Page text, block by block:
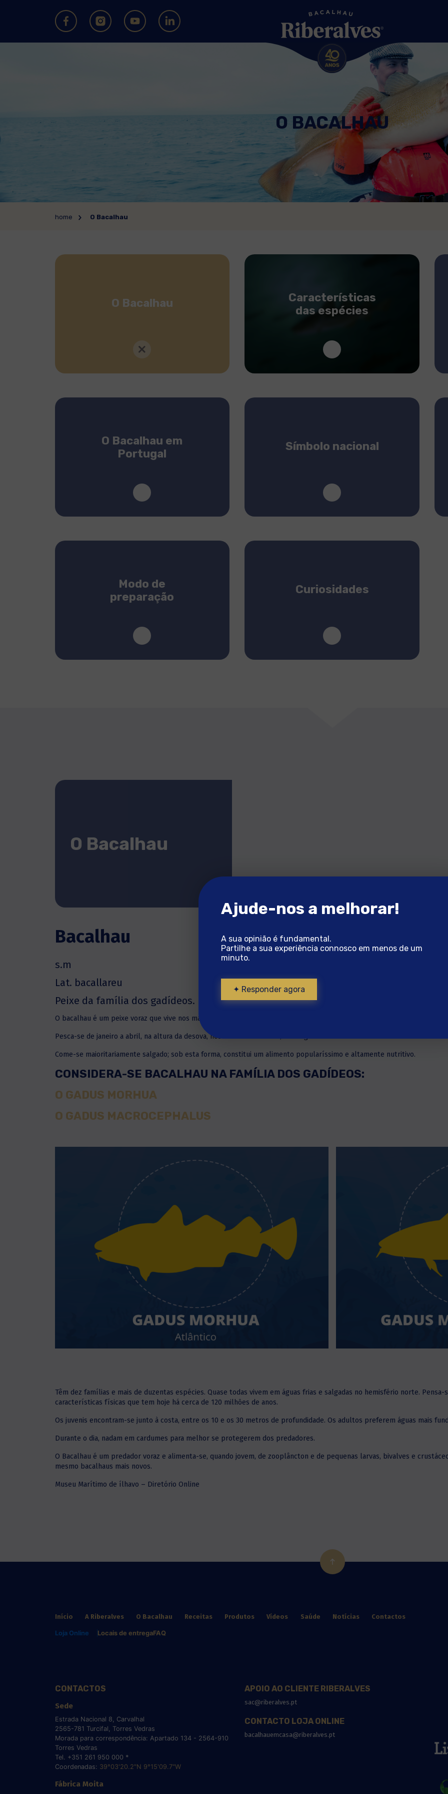
O BACALHAU
home O Bacalhau
O Bacalhau
Características
das espécies
O Bacalhau em
Portugal
Símbolo nacional
Modo de
preparação
Curiosidades
O Bacalhau
Bacalhau
s.m
Lat. bacallareu
Peixe da família dos gadídeos.
O bacalhau é um peixe voraz que vive nos mares árticos e chega a medir 2 metros de comprimento.
Pesca-se de janeiro a abril, na altura da desova, nos mares da Islândia, Noruega e Rússia.
Come-se maioritariamente salgado; sob esta forma, constitui um alimento popularíssimo e altamente nutritivo.
CONSIDERA-SE BACALHAU NA FAMÍLIA DOS GADÍDEOS:
O GADUS MORHUA
O GADUS MACROCEPHALUS
Têm dez famílias e mais de duzentas espécies. Quase todas vivem em águas frias e salgadas no hemisfério norte.
características físicas que tem hoje há cerca de 120 milhões de anos.
Os juvenis encontram-se junto à costa, entre os 10 e os 30 metros de profundidade. Os adultos preferem águas mais
Durante o dia, nadam em cardumes para melhor se protegerem dos predadores.
O Bacalhau é um predador voraz e alimenta-se, quando jovem, de zooplâncton e de pequenas larvas, bivalves e
mesmo bacalhaus mais novos.
Museu Marítimo de ílhavo – Diretório Online
Início A Riberalves O Bacalhau Receitas Produtos Vídeos Saúde Notícias Contactos
Loja Online Locais de entregaFAQ
CONTACTOS
Sede
Estrada Nacional 8, Carvalhal
2565-781 Turcifal, Torres Vedras
Morada para correspondência: Apartado 134 - 2564-910
Torres Vedras
Tel. +351 261 950 000 *
Coordenadas: 39°03'20.2"N 9°15'09.7"W
Fábrica Moita
APOIO AO CLIENTE RIBERALVES
sac@riberalves.pt
CONTACTO LOJA ONLINE
bacalhauemcasa@riberalves.pt
Ajude-nos a melhorar!
A sua opinião é fundamental.
Partilhe a sua experiência connosco em menos de um
minuto.
✦ Responder agora